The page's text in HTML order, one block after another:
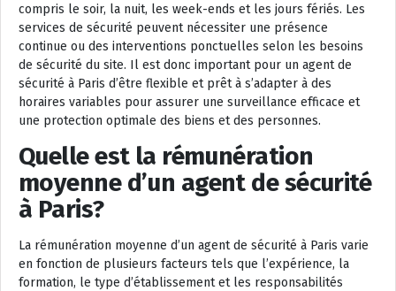
compris le soir, la nuit, les week-ends et les jours fériés. Les
services de sécurité peuvent nécessiter une présence
continue ou des interventions ponctuelles selon les besoins
de sécurité du site. Il est donc important pour un agent de
sécurité à Paris d’être flexible et prêt à s’adapter à des
horaires variables pour assurer une surveillance efficace et
une protection optimale des biens et des personnes.
Quelle est la rémunération
moyenne d’un agent de sécurité
à Paris?
La rémunération moyenne d’un agent de sécurité à Paris varie
en fonction de plusieurs facteurs tels que l’expérience, la
formation, le type d’établissement et les responsabilités